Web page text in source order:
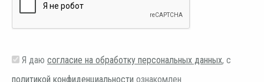
Я даю согласие на обработку персональных данных, с
политикой конфиденциальности ознакомлен